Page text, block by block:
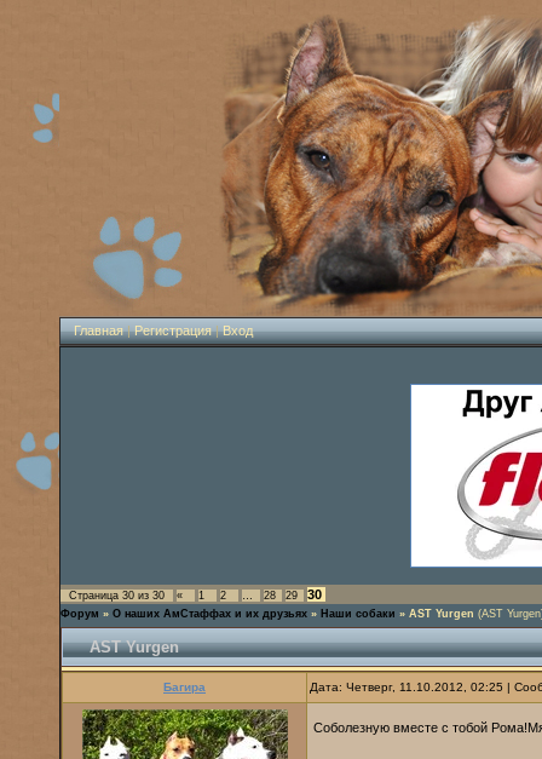
Главная|Регистрация|Вход
Страница 30 из 30 « 1 2 … 28 29 30
Форум » О наших АмСтаффах и их друзьях » Наши собаки » AST Yurgen (AST
AST Yurgen
Багира Дата: Четверг, 11.10.2012, 02:25 |
Соболезную вместе с тобой